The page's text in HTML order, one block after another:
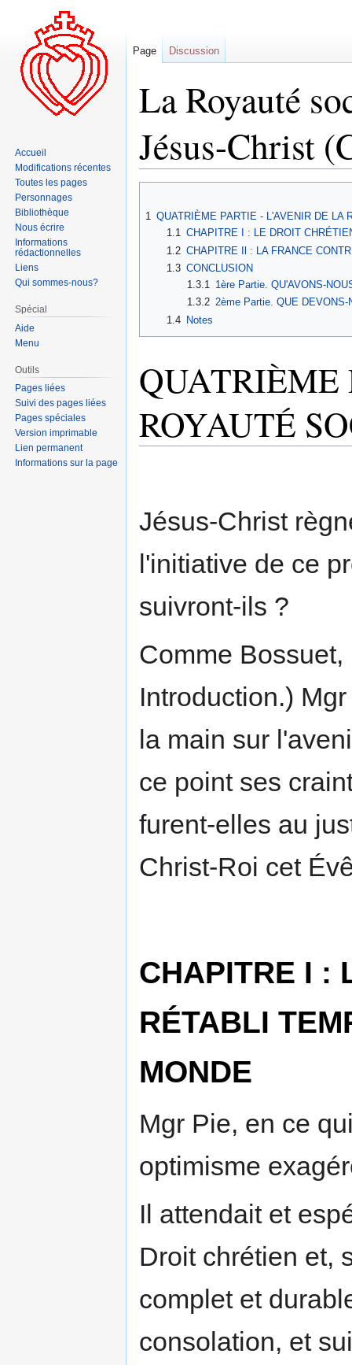
La Royauté
Jésus-Christ
1 QUATRIÈME PARTIE - L'AVENIR DE LA
1.1 CHAPITRE I : LE DROIT
1.2 CHAPITRE Il : LA FRANCE
1.3 CONCLUSION
1.3.1 1ère Partie. QU'AVONS-
1.3.2 2ème Partie. QUE
1.4
Notes
ROYAUTÉ
Jésus-Christ
l'initiative de ce
suivront-ils ?
Comme Bossuet,
Introduction.)
la main sur
ce point ses
furent-elles au
Christ-Roi cet
CHAPITRE I :
RÉTABLI
MONDE
Mgr Pie, en ce
optimisme
Il attendait et
Droit chrétien et,
complet et
consolation, et
Page Discussion
Accueil
Modifications récentes
Toutes les pages
Personnages
Bibliothèque
Nous écrire
Informations
rédactionnelles
Liens
Qui sommes-nous?
Spécial
Aide
Menu
Outils
Pages liées
Suivi des pages liées
Pages spéciales
Version imprimable
Lien permanent
Informations sur la page